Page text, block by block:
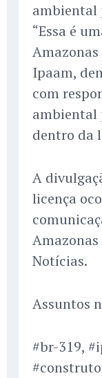
ambiental
“Essa é
Ipaam,
com
ambiental
dentro da
A
licença
Notícias.
Assuntos
#br-319,